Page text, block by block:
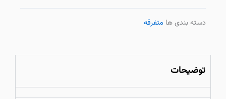
دسته بندی ها متفرقه
توضیحات